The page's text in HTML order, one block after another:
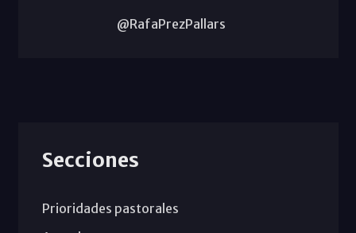
@RafaPrezPallars
Secciones
Prioridades pastorales